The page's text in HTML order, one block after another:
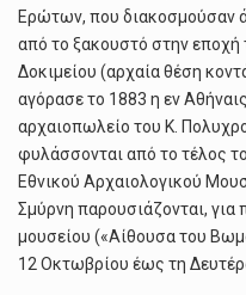
Ερώτων, που διακοσμούσαν
από το ξακουστό στην εποχή
Δοκιμείου (αρχαία θέση
αγόρασε το 1883 η εν
αρχαιοπωλείο του Κ.
φυλάσσονται από το τέλος
Εθνικού Αρχαιολογικού
Σμύρνη παρουσιάζονται,
μουσείου («Aίθουσα του
12 Οκτωβρίου έως τη